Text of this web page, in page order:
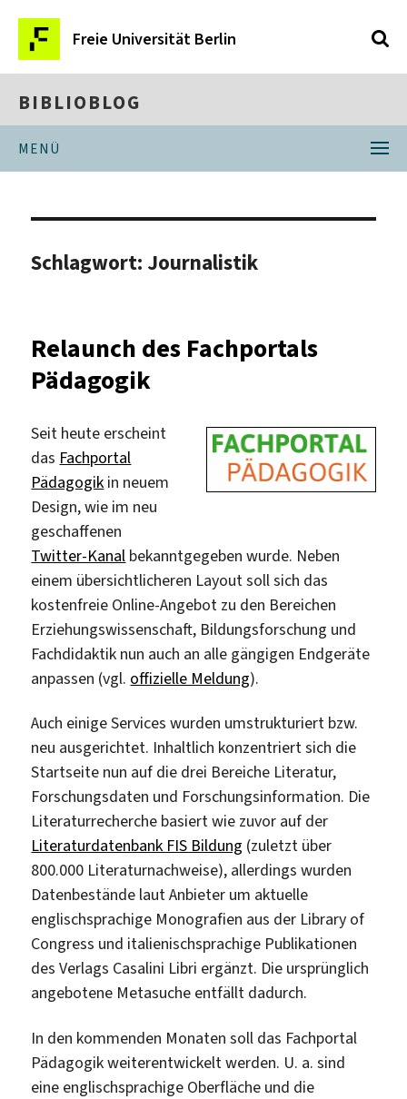
Freie Universität Berlin
BIBLIOBLOG
MENÜ
Schlagwort: Journalistik
Relaunch des Fachportals
Pädagogik
Seit heute erscheint
das Fachportal
Pädagogik in neuem
Design, wie im neu
geschaffenen
Twitter-Kanal bekanntgegeben wurde. Neben
einem übersichtlicheren Layout soll sich das
kostenfreie Online-Angebot zu den Bereichen
Erziehungswissenschaft, Bildungsforschung und
Fachdidaktik nun auch an alle gängigen Endgeräte
anpassen (vgl. offizielle Meldung).
Auch einige Services wurden umstrukturiert bzw.
neu ausgerichtet. Inhaltlich konzentriert sich die
Startseite nun auf die drei Bereiche Literatur,
Forschungsdaten und Forschungsinformation. Die
Literaturrecherche basiert wie zuvor auf der
Literaturdatenbank FIS Bildung (zuletzt über
800.000 Literaturnachweise), allerdings wurden
Datenbestände laut Anbieter um aktuelle
englischsprachige Monografien aus der Library of
Congress und italienischsprachige Publikationen
des Verlags Casalini Libri ergänzt. Die ursprünglich
angebotene Metasuche entfällt dadurch.
In den kommenden Monaten soll das Fachportal
Pädagogik weiterentwickelt werden. U. a. sind
eine englischsprachige Oberfläche und die